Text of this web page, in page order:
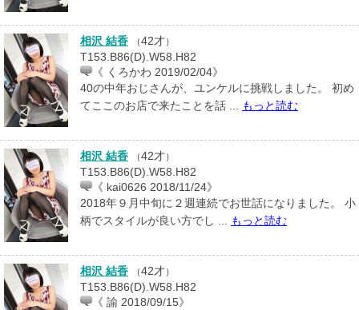
相沢 結香 （42才）
T153.B86(D).W58.H82
《 くろかわ 2019/02/04》
40の中年おじさんが、ユンケルに挑戦しました。 初め
てここのお店で来たことを話 ...
もっと読む
相沢 結香 （42才）
T153.B86(D).W58.H82
《 kai0626 2018/11/24》
2018年９月中旬に２週連続でお世話になりました。 小
柄でスタイルが良い方でし ...
もっと読む
相沢 結香 （42才）
T153.B86(D).W58.H82
《 諭 2018/09/15》